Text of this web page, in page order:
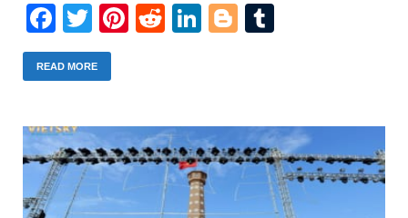
Facebook
Twitter
Pinterest
RedditLinkedIn
Blogger
READ MORE